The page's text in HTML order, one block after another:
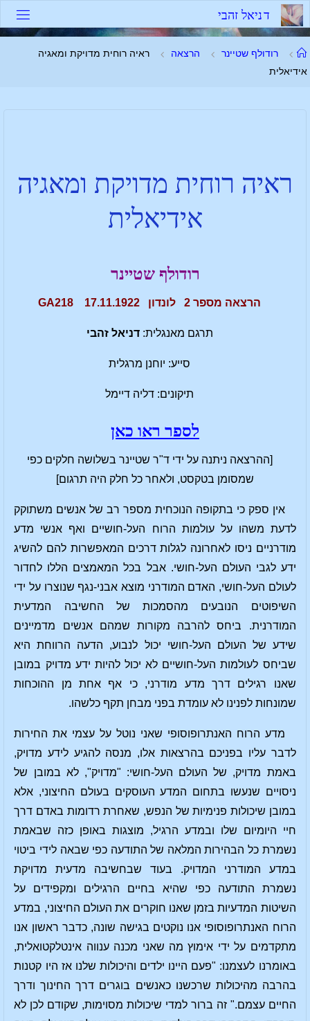
דניאל זהבי
רודולף שטיינר הרצאה
ראיה רוחית מדויקת ומאגיה
אידיאלית
ראיה רוחית מדויקת ומאגיה
אידיאלית
רודולף שטיינר
הרצאה מספר 2 לונדון 17.11.1922 GA218
תרגם מאנגלית:דניאל זהבי
סייע: יוחנן מרגלית
תיקונים: דליה דיימל
לספר ראו כאן
[ההרצאה ניתנה על ידי ד"ר שטיינר בשלושה חלקים כפי
שמסומן בטקסט, ולאחר כל חלק היה תרגום]
אין ספק כי בתקופה הנוכחית מספר רב של אנשים משתוקק
לדעת משהו על עולמות הרוח העל-חושיים ואף אנשי מדע
מודרניים ניסו לאחרונה לגלות דרכים המאפשרות להם להשיג
ידע לגבי העולם העל-חושי. אבל בכל המאמצים הללו לחדור
לעולם העל-חושי, האדם המודרני מוצא אבני-נגף שנוצרו על ידי
השיפוטים הנובעים מהסמכות של החשיבה המדעית
המודרנית. ביחס להרבה מקורות שמהם אנשים מדמיינים
שידע של העולם העל-חושי יכול לנבוע, הדעה הרווחת היא
שביחס לעולמות העל-חושיים לא יכול להיות ידע מדויק במובן
שאנו רגילים דרך מדע מודרני, כי אף אחת מן ההוכחות
שמונחות לפנינו לא עומדת בפני מבחן תקף כלשהו.
מדע הרוח האנתרופוסופי שאני נוטל על עצמי את החירות
לדבר עליו בפניכם בהרצאות אלו, מנסה להגיע לידע מדויק,
באמת מדויק, של העולם העל-חושי: "מדויק", לא במובן של
ניסויים שנעשו בתחום המדע העוסקים בעולם החיצוני, אלא
במובן שיכולות פנימיות של הנפש, שאחרת רדומות באדם דרך
חיי היומיום שלו ובמדע הרגיל, מוצגות באופן כזה שבאמת
נשמרת כל הבהירות המלאה של התודעה כפי שבאה לידי ביטוי
במדע המודרני המדויק. בעוד שבחשיבה מדעית מדויקת
נשמרת התודעה כפי שהיא בחיים הרגילים ומקפידים על
השיטות המדעיות בזמן שאנו חוקרים את העולם החיצוני, במדע
הרוח האנתרופוסופי אנו נוקטים בגישה שונה, כדבר ראשון אנו
מתקדמים על ידי אימוץ מה שאני מכנה ענווה אינטלקטואלית,
באומרנו לעצמנו: "פעם היינו ילדים והיכולות שלנו אז היו קטנות
בהרבה מהיכולות שרכשנו כאנשים בוגרים דרך החינוך ודרך
החיים עצמם." זה ברור למדי שיכולות מסוימות, שקודם לכן לא